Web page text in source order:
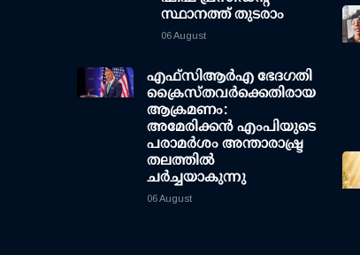
സ്ഥാനത്ത് തുടരാം
06 August
എഫ്‌സി‌ആര്‍‌എ ഭേദഗതി
ക്രൈസ്തവർക്കെതിരായ
ആക്രമണം:
അമേരിക്കൻ എംപിയുടെ
പരാമർശം അന്താരാഷ്ട്ര
തലത്തിൽ
ചർച്ചയാകുന്നു
06 August